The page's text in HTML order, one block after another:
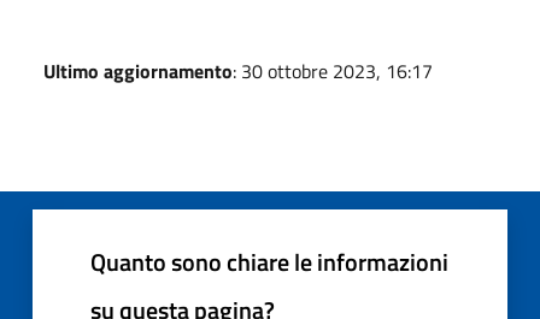
Ultimo aggiornamento: 30 ottobre 2023, 16:17
Quanto sono chiare le informazioni
su questa pagina?